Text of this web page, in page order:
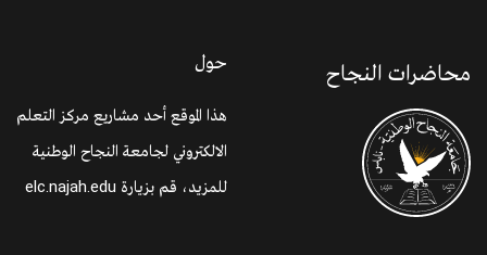
محاضرات النجاح حول
هذا الموقع أحد مشاريع مركز التعلم
الالكتروني لجامعة النجاح الوطنية
للمزيد، قم بزيارة elc.najah.edu